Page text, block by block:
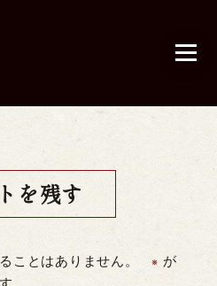
を残す
ことはありません。 ※ が